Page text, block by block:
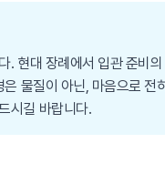
. 현대 장례에서 입관 준비
물질이 아닌, 마음으로 전
시길 바랍니다.